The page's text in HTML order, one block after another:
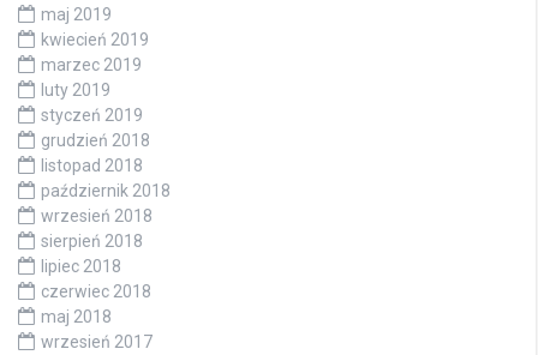
maj 2019
kwiecień 2019
marzec 2019
luty 2019
styczeń 2019
grudzień 2018
listopad 2018
październik 2018
wrzesień 2018
sierpień 2018
lipiec 2018
czerwiec 2018
maj 2018
wrzesień 2017